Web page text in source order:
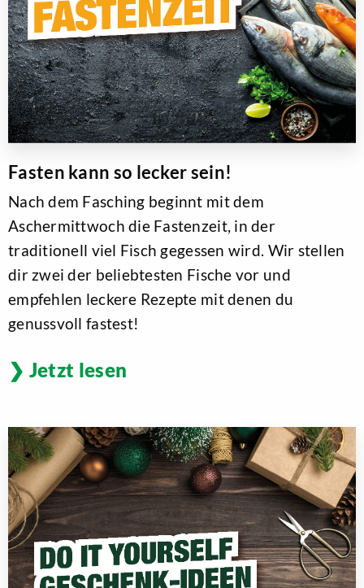
Fasten kann so lecker sein!
Nach dem Fasching beginnt mit dem
Aschermittwoch die Fastenzeit, in der
traditionell viel Fisch gegessen wird. Wir stellen
dir zwei der beliebtesten Fische vor und
empfehlen leckere Rezepte mit denen du
genussvoll fastest!
Jetzt lesen